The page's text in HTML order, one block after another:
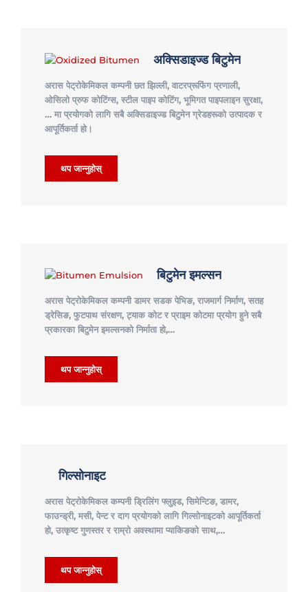
अक्सिडाइज्ड बिटुमेन
अरास पेट्रोकेमिकल कम्पनी छत झिल्ली, वाटरप्रूफिंग प्रणाली,
ओसिलो प्रुफ कोटिंग्स, स्टील पाइप कोटिंग, भूमिगत पाइपलाइन सुरक्षा,
… मा प्रयोगको लागि सबै अक्सिडाइज्ड बिटुमेन ग्रेडहरूको उत्पादक र
आपूर्तिकर्ता हो।
थप जान्नुहोस्
बिटुमेन इमल्सन
अरास पेट्रोकेमिकल कम्पनी डामर सडक पेभिङ, राजमार्ग निर्माण, सतह
ड्रेसिङ, फुटपाथ संरक्षण, ट्याक कोट र प्राइम कोटमा प्रयोग हुने सबै
प्रकारका बिटुमेन इमल्सनको निर्माता हो,…
थप जान्नुहोस्
गिल्सोनाइट
अरास पेट्रोकेमिकल कम्पनी ड्रिलिंग फ्लुइड, सिमेन्टिङ, डामर,
फाउन्ड्री, मसी, पेन्ट र दाग प्रयोगको लागि गिल्सोनाइटको आपूर्तिकर्ता
हो, उत्कृष्ट गुणस्तर र राम्रो अवस्थामा प्याकिङको साथ,…
थप जान्नुहोस्